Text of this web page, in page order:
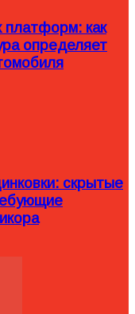
как
определяет
скрытые